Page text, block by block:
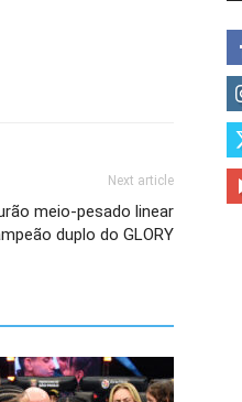
Next article
meio-pesado linear
duplo do GLORY